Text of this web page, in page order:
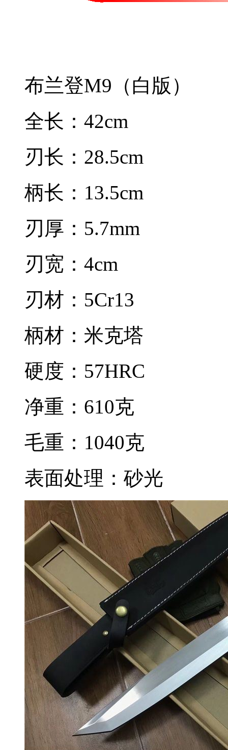
布兰登M9（白版）
全长：42cm
刃长：28.5cm
柄长：13.5cm
刃厚：5.7mm
刃宽：4cm
刃材：5Cr13
柄材：米克塔
硬度：57HRC
净重：610克
毛重：1040克
表面处理：砂光